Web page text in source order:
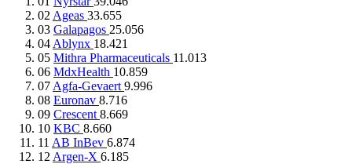
02 Ageas 33.655
03 Galapagos 25.056
04 Ablynx 18.421
05 Mithra Pharmaceuticals 11.013
06 MdxHealth 10.859
07 Agfa-Gevaert 9.996
08 Euronav 8.716
09 Crescent 8.669
10 KBC 8.660
11 AB InBev 6.874
12 Argen-X 6.185